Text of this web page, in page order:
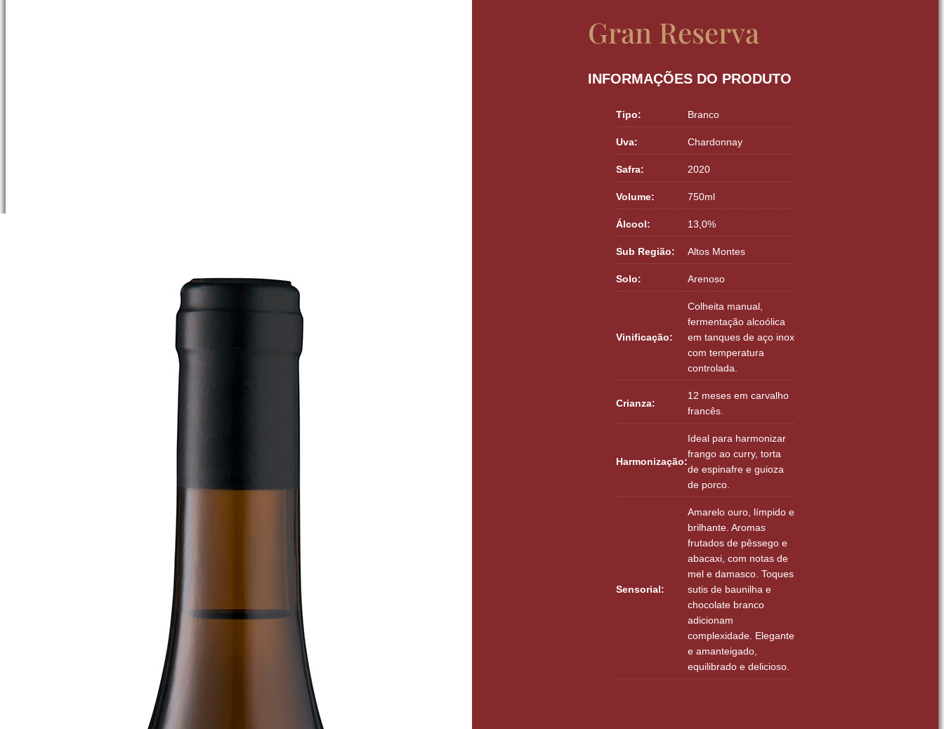
Gran Reserva
INFORMAÇÕES DO PRODUTO
Tipo: Branco
Uva: Chardonnay
Safra: 2020
Volume: 750ml
Álcool: 13,0%
Sub Região: Altos Montes
Solo: Arenoso
Vinificação:
Colheita manual,
fermentação alcoólica
em tanques de aço inox
com temperatura
controlada.
Crianza:
12 meses em carvalho
francês.
Harmonização:
Ideal para harmonizar
frango ao curry, torta
de espinafre e guioza
de porco.
Sensorial:
Amarelo ouro, límpido e
brilhante. Aromas
frutados de pêssego e
abacaxi, com notas de
mel e damasco. Toques
sutis de baunilha e
chocolate branco
adicionam
complexidade. Elegante
e amanteigado,
equilibrado e delicioso.